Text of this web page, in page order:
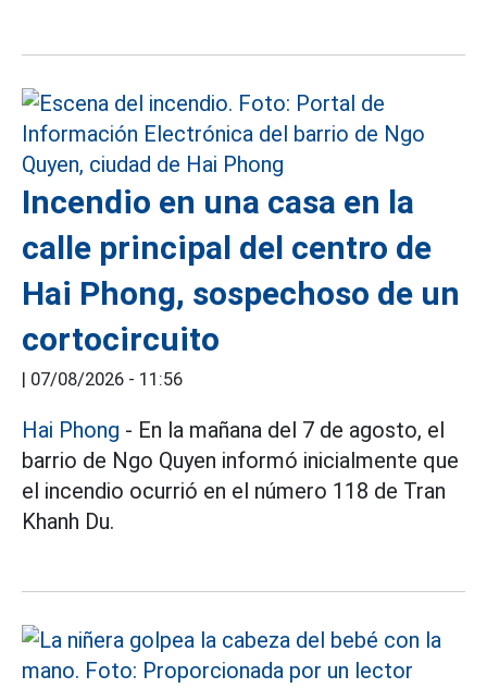
Incendio en una casa en la
calle principal del centro de
Hai Phong, sospechoso de un
cortocircuito
07/08/2026 - 11:56
Hai Phong - En la mañana del 7 de agosto, el
barrio de Ngo Quyen informó inicialmente que
el incendio ocurrió en el número 118 de Tran
Khanh Du.